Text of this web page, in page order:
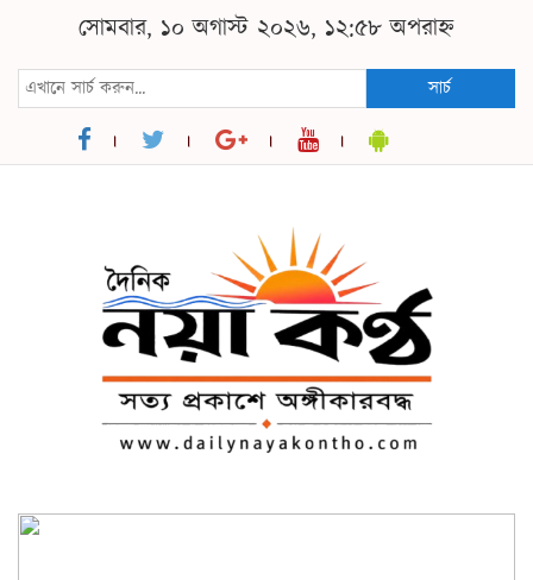
সোমবার, ১০ অগাস্ট ২০২৬, ১২:৫৮ অপরাহ্ন
সার্চ